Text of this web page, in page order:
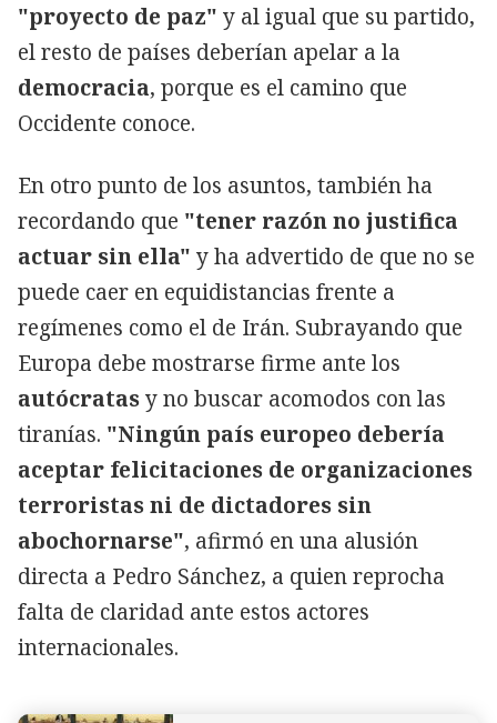
"proyecto de paz" y al igual que su partido,
el resto de países deberían apelar a la
democracia, porque es el camino que
Occidente conoce.
En otro punto de los asuntos, también ha
recordando que "tener razón no justifica
actuar sin ella" y ha advertido de que no se
puede caer en equidistancias frente a
regímenes como el de Irán. Subrayando que
Europa debe mostrarse firme ante los
autócratasy no buscar acomodos con las
tiranías. "Ningún país europeo debería
aceptar felicitaciones de organizaciones
terroristas ni de dictadores sin
abochornarse", afirmó en una alusión
directa a Pedro Sánchez, a quien reprocha
falta de claridad ante estos actores
internacionales.